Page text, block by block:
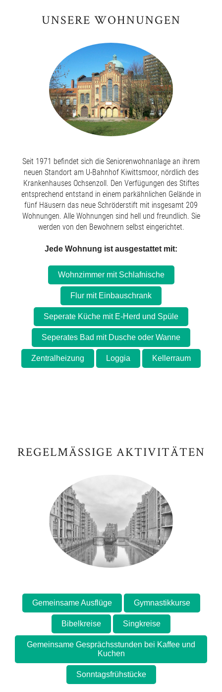
UNSERE WOHNUNGEN
Seit 1971 befindet sich die Seniorenwohnanlage an ihrem
neuen Standort am U-Bahnhof Kiwittsmoor, nördlich des
Krankenhauses Ochsenzoll. Den Verfügungen des Stiftes
entsprechend entstand in einem parkähnlichen Gelände in
fünf Häusern das neue Schröderstift mit insgesamt 209
Wohnungen. Alle Wohnungen sind hell und freundlich. Sie
werden von den Bewohnern selbst eingerichtet.
Jede Wohnung ist ausgestattet mit:
Wohnzimmer mit Schlafnische
Flur mit Einbauschrank
Seperate Küche mit E-Herd und Spüle
Seperates Bad mit Dusche oder Wanne
Zentralheizung Loggia Kellerraum
REGELMÄSSIGE AKTIVITÄTEN
Gemeinsame Ausflüge Gymnastikkurse
Bibelkreise Singkreise
Gemeinsame Gesprächsstunden bei Kaffee und
Kuchen
Sonntagsfrühstücke